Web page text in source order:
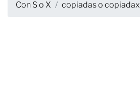
Con S o X copiadas o copiadax